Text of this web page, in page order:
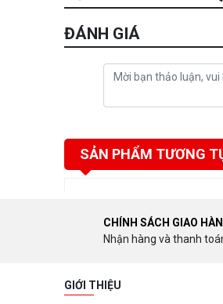
ĐÁNH GIÁ
SẢN PHẨM TƯƠNG
CHÍNH SÁCH GIAO
Nhận hàng và thanh
GIỚI THIỆU